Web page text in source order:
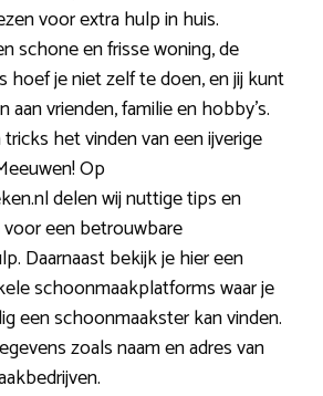
voor extra hulp in huis.
schone en frisse woning, de
hoef je niet zelf te doen, en jij kunt
vrienden, familie en hobby’s.
het vinden van een ijverige
Op
delen wij nuttige tips en
een betrouwbare
Daarnaast bekijk je hier een
schoonmaakplatforms waar je
een schoonmaakster kan vinden.
zoals naam en adres van